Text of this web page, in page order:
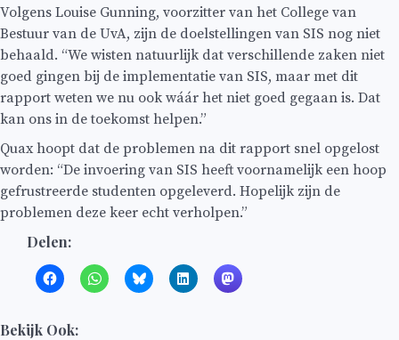
Volgens Louise Gunning, voorzitter van het College van
Bestuur van de UvA, zijn de doelstellingen van SIS nog niet
behaald. “We wisten natuurlijk dat verschillende zaken niet
goed gingen bij de implementatie van SIS, maar met dit
rapport weten we nu ook wáár het niet goed gegaan is. Dat
kan ons in de toekomst helpen.”
Quax hoopt dat de problemen na dit rapport snel opgelost
worden: “De invoering van SIS heeft voornamelijk een hoop
gefrustreerde studenten opgeleverd. Hopelijk zijn de
problemen deze keer echt verholpen.”
Delen:
Bekijk Ook: